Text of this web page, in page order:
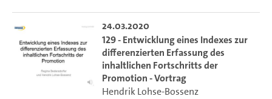
24.03.2020
129 - Entwicklung eines Indexes zur
differenzierten Erfassung des
inhaltlichen Fortschritts der
Promotion - Vortrag
Hendrik Lohse-Bossenz